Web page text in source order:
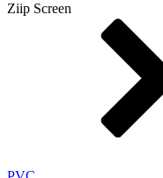
Ziip Screen